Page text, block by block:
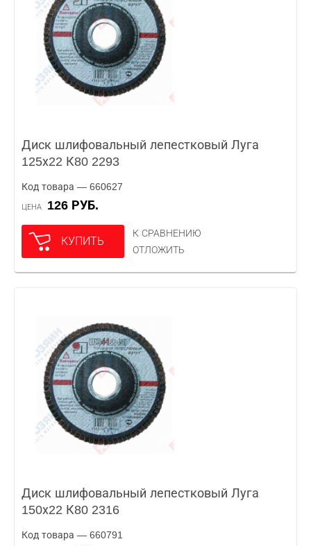
Диск шлифовальный лепестковый Луга
125х22 К80 2293
Код товара — 660627
ЦЕНА 126 РУБ.
КУПИТЬ
К СРАВНЕНИЮ
ОТЛОЖИТЬ
Диск шлифовальный лепестковый Луга
150х22 К80 2316
Код товара — 660791